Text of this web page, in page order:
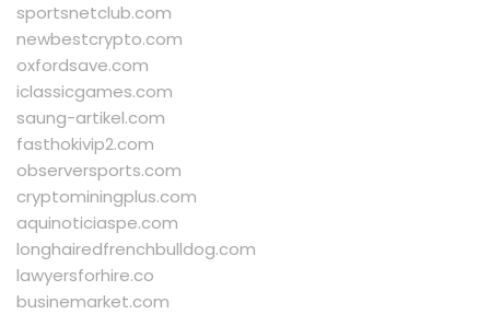
sportsnetclub.com
newbestcrypto.com
oxfordsave.com
iclassicgames.com
saung-artikel.com
fasthokivip2.com
observersports.com
cryptominingplus.com
aquinoticiaspe.com
longhairedfrenchbulldog.com
lawyersforhire.co
businemarket.com